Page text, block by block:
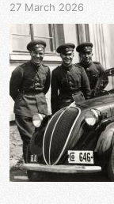
27 March 2026